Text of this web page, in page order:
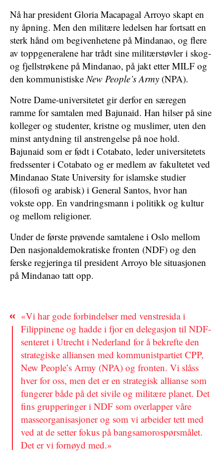
Nå har president Gloria Macapagal Arroyo skapt en
ny åpning. Men den militære ledelsen har fortsatt en
sterk hånd om begivenhetene på Mindanao, og flere
av toppgeneralene har trådt sine militærstøvler i skog-
og fjellstrøkene på Mindanao, på jakt etter MILF og
den kommunistiskeNew People’s Army (NPA).
Notre Dame-universitetet gir derfor en særegen
ramme for samtalen med Bajunaid. Han hilser på sine
kolleger og studenter, kristne og muslimer, uten den
minst antydning til anstrengelse på noe hold.
Bajunaid som er født i Cotabato, leder universitetets
fredssenter i Cotabato og er medlem av fakultetet ved
Mindanao State University for islamske studier
(filosofi og arabisk) i General Santos, hvor han
vokste opp. En vandringsmann i politikk og kultur
og mellom religioner.
Under de første prøvende samtalene i Oslo mellom
Den nasjonaldemokratiske fronten (NDF) og den
ferske regjeringa til president Arroyo ble situasjonen
på Mindanao tatt opp.
«Vi har gode forbindelser med venstresida i
Filippinene og hadde i fjor en delegasjon til NDF-
senteret i Utrecht i Nederland for å bekrefte den
strategiske alliansen med kommunistpartiet CPP,
New People’s Army (NPA) og fronten. Vi slåss
hver for oss, men det er en strategisk allianse som
fungerer både på det sivile og militære planet. Det
fins grupperinger i NDF som overlapper våre
masseorganisasjoner og som vi arbeider tett med
ved at de setter fokus på bangsamorospørsmålet.
Det er vi fornøyd med.»